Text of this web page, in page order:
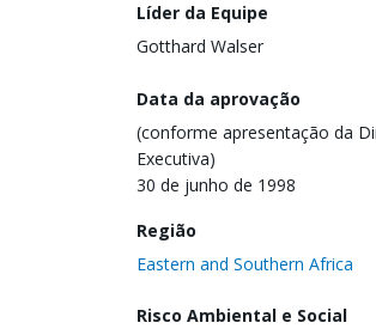
Líder da Equipe
Gotthard Walser
Data da aprovação
(conforme apresentação da
Executiva)
30 de junho de 1998
Região
Eastern and Southern Africa
Risco Ambiental e Social